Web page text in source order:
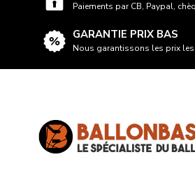
Paiements par CB, Paypal,
GARANTIE PRIX BAS
Nous garantissons les prix